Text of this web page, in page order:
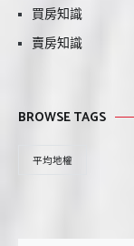
買房知識
賣房知識
BROWSE TAGS
平均地權